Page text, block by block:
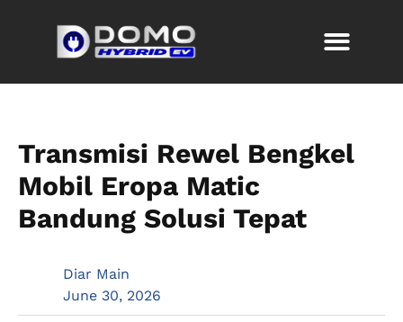
Transmisi Rewel Bengkel
Mobil Eropa Matic
Bandung Solusi Tepat
Diar Main
June 30, 2026